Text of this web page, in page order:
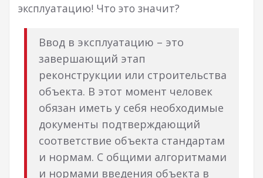
эксплуатацию! Что это значит?
Ввод в эксплуатацию – это
завершающий этап
реконструкции или строительства
объекта. В этот момент человек
обязан иметь у себя необходимые
документы подтверждающий
соответствие объекта стандартам
и нормам. С общими алгоритмами
и нормами введения объекта в